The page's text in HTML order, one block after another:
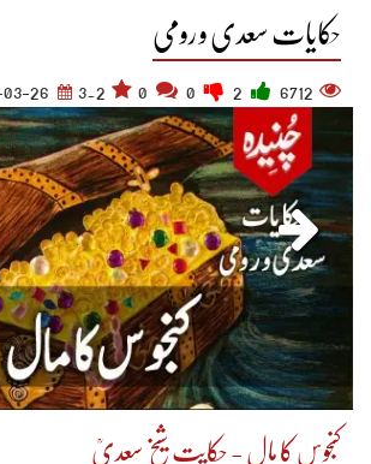
حکایات سعدی و رومی
6712
3.2
26
کنجوس کا مال - حکایت شیخ سعدیؒ